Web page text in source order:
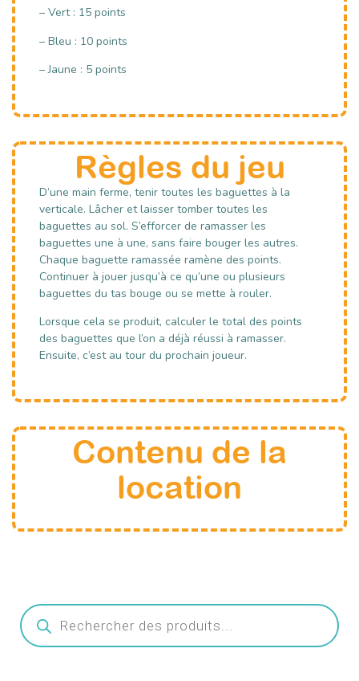
– Vert : 15 points
– Bleu : 10 points
– Jaune : 5 points
Règles du jeu
D’une main ferme, tenir toutes les baguettes à la
verticale. Lâcher et laisser tomber toutes les
baguettes au sol. S’efforcer de ramasser les
baguettes une à une, sans faire bouger les autres.
Chaque baguette ramassée ramène des points.
Continuer à jouer jusqu’à ce qu’une ou plusieurs
baguettes du tas bouge ou se mette à rouler.
Lorsque cela se produit, calculer le total des points
des baguettes que l’on a déjà réussi à ramasser.
Ensuite, c’est au tour du prochain joueur.
Contenu de la
location